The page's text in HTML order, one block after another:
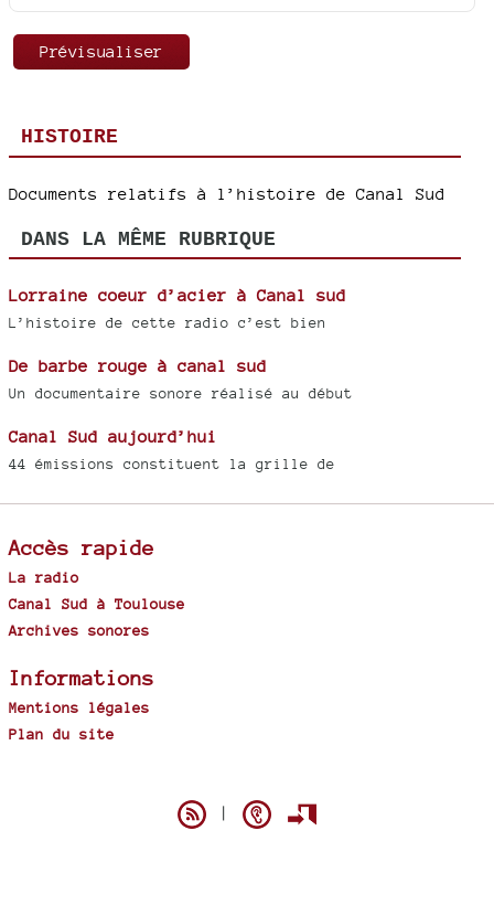
HISTOIRE
Documents relatifs à l’histoire de Canal Sud
DANS LA MÊME RUBRIQUE
Lorraine coeur d’acier à Canal sud
L’histoire de cette radio c’est bien
De barbe rouge à canal sud
Un documentaire sonore réalisé au début
Canal Sud aujourd’hui
44 émissions constituent la grille de
Accès rapide
La radio
Canal Sud à Toulouse
Archives sonores
Informations
Mentions légales
Plan du site
|